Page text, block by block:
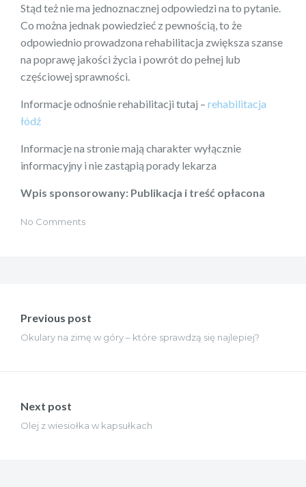
Stąd też nie ma jednoznacznej odpowiedzi na to pytanie.
Co można jednak powiedzieć z pewnością, to że
odpowiednio prowadzona rehabilitacja zwiększa szanse
na poprawę jakości życia i powrót do pełnej lub
częściowej sprawności.
Informacje odnośnie rehabilitacji tutaj – rehabilitacja
łódź
Informacje na stronie mają charakter wyłącznie
informacyjny i nie zastąpią porady lekarza
Wpis sponsorowany: Publikacja i treść opłacona
No Comments
wpisu
Previous post
Okulary na zimę w góry – które sprawdzą się najlepiej?
Next post
Olej z wiesiołka w kapsułkach